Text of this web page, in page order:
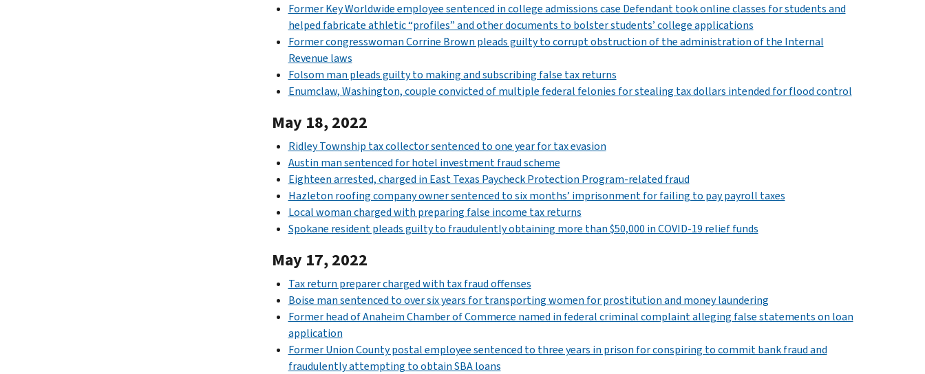
Former Key Worldwide employee sentenced in college admissions case Defendant took online classes for students and
helped fabricate athletic “profiles” and other documents to bolster students’ college applications
Former congresswoman Corrine Brown pleads guilty to corrupt obstruction of the administration of the Internal
Revenue laws
Folsom man pleads guilty to making and subscribing false tax returns
Enumclaw, Washington, couple convicted of multiple federal felonies for stealing tax dollars intended for flood control
May 18, 2022
Ridley Township tax collector sentenced to one year for tax evasion
Austin man sentenced for hotel investment fraud scheme
Eighteen arrested, charged in East Texas Paycheck Protection Program-related fraud
Hazleton roofing company owner sentenced to six months’ imprisonment for failing to pay payroll taxes
Local woman charged with preparing false income tax returns
Spokane resident pleads guilty to fraudulently obtaining more than $50,000 in COVID-19 relief funds
May 17, 2022
Tax return preparer charged with tax fraud offenses
Boise man sentenced to over six years for transporting women for prostitution and money laundering
Former head of Anaheim Chamber of Commerce named in federal criminal complaint alleging false statements on loan
application
Former Union County postal employee sentenced to three years in prison for conspiring to commit bank fraud and
fraudulently attempting to obtain SBA loans